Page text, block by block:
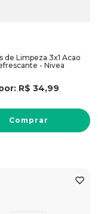
de Limpeza 3x1 Acao
- Nivea
R$ 34,99
Comprar